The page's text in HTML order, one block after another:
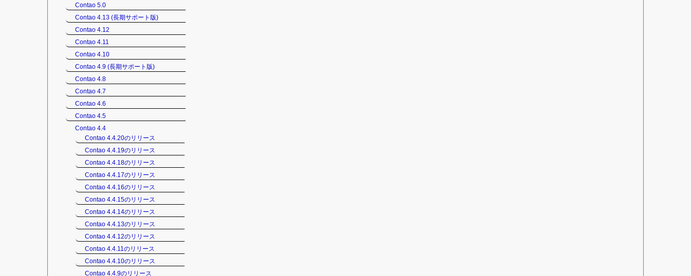
Contao 5.0
Contao 4.13 (長期サポート版)
Contao 4.12
Contao 4.11
Contao 4.10
Contao 4.9 (長期サポート版)
Contao 4.8
Contao 4.7
Contao 4.6
Contao 4.5
Contao 4.4
Contao 4.4.20のリリース
Contao 4.4.19のリリース
Contao 4.4.18のリリース
Contao 4.4.17のリリース
Contao 4.4.16のリリース
Contao 4.4.15のリリース
Contao 4.4.14のリリース
Contao 4.4.13のリリース
Contao 4.4.12のリリース
Contao 4.4.11のリリース
Contao 4.4.10のリリース
Contao 4.4.9のリリース